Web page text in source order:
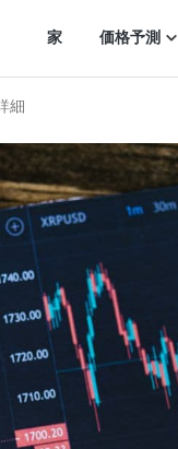
家 価格予測
細